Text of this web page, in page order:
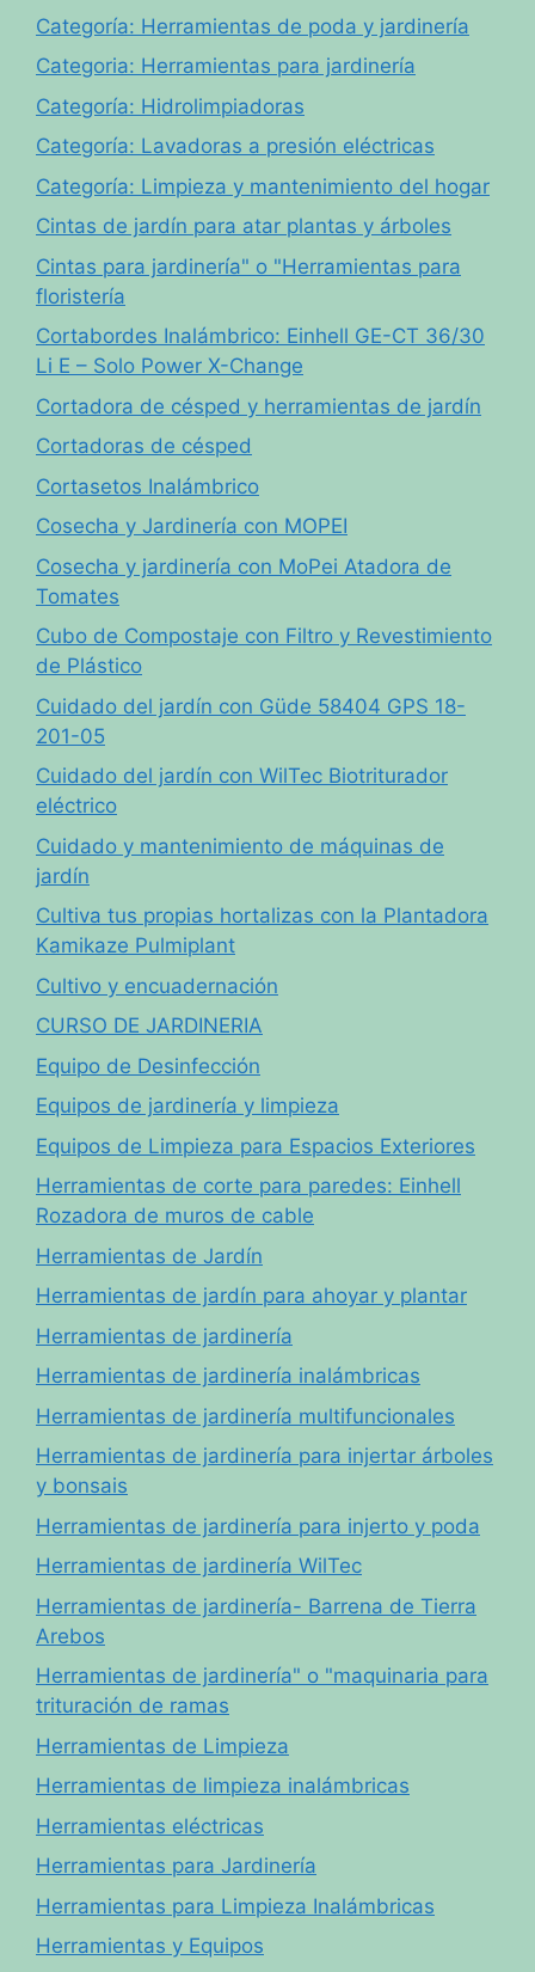
Categoría: Herramientas de poda y jardinería
Categoria: Herramientas para jardinería
Categoría: Hidrolimpiadoras
Categoría: Lavadoras a presión eléctricas
Categoría: Limpieza y mantenimiento del hogar
Cintas de jardín para atar plantas y árboles
Cintas para jardinería" o "Herramientas para
floristería
Cortabordes Inalámbrico: Einhell GE-CT 36/30
Li E – Solo Power X-Change
Cortadora de césped y herramientas de jardín
Cortadoras de césped
Cortasetos Inalámbrico
Cosecha y Jardinería con MOPEI
Cosecha y jardinería con MoPei Atadora de
Tomates
Cubo de Compostaje con Filtro y Revestimiento
de Plástico
Cuidado del jardín con Güde 58404 GPS 18-
201-05
Cuidado del jardín con WilTec Biotriturador
eléctrico
Cuidado y mantenimiento de máquinas de
jardín
Cultiva tus propias hortalizas con la Plantadora
Kamikaze Pulmiplant
Cultivo y encuadernación
CURSO DE JARDINERIA
Equipo de Desinfección
Equipos de jardinería y limpieza
Equipos de Limpieza para Espacios Exteriores
Herramientas de corte para paredes: Einhell
Rozadora de muros de cable
Herramientas de Jardín
Herramientas de jardín para ahoyar y plantar
Herramientas de jardinería
Herramientas de jardinería inalámbricas
Herramientas de jardinería multifuncionales
Herramientas de jardinería para injertar árboles
y bonsais
Herramientas de jardinería para injerto y poda
Herramientas de jardinería WilTec
Herramientas de jardinería- Barrena de Tierra
Arebos
Herramientas de jardinería" o "maquinaria para
trituración de ramas
Herramientas de Limpieza
Herramientas de limpieza inalámbricas
Herramientas eléctricas
Herramientas para Jardinería
Herramientas para Limpieza Inalámbricas
Herramientas y Equipos